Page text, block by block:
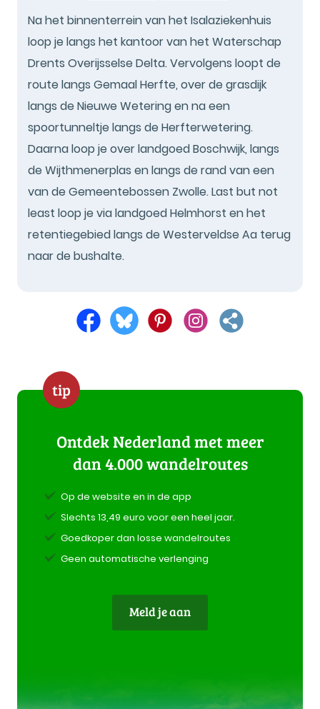
Na het binnenterrein van het Isalaziekenhuis
loop je langs het kantoor van het Waterschap
Drents Overijsselse Delta. Vervolgens loopt de
route langs Gemaal Herfte, over de grasdijk
langs de Nieuwe Wetering en na een
spoortunneltje langs de Herfterwetering.
Daarna loop je over landgoed Boschwijk, langs
de Wijthmenerplas en langs de rand van een
van de Gemeentebossen Zwolle. Last but not
least loop je via landgoed Helmhorst en het
retentiegebied langs de Westerveldse Aa terug
naar de bushalte.
tip
Ontdek Nederland met meer
dan 4.000 wandelroutes
Op de website en in de app
Slechts 13,49 euro voor een heel jaar.
Goedkoper dan losse wandelroutes
Geen automatische verlenging
Meld je aan